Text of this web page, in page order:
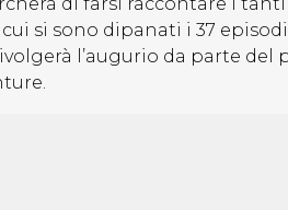
si sono dipanati i 37
l’augurio da parte